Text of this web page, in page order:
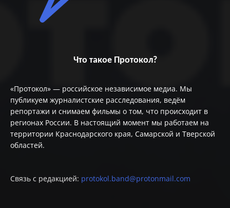
Что такое Протокол?
«Протокол» — российское независимое медиа. Мы
публикуем журналистские расследования, ведём
репортажи и снимаем фильмы о том, что происходит в
регионах России. В настоящий момент мы работаем на
территории Краснодарского края, Самарской и Тверской
областей.
Связь с редакцией: protokol.band@protonmail.com